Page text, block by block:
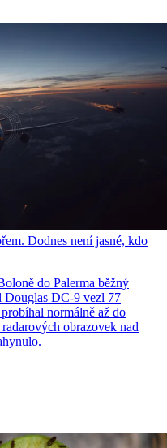
Dodnes není jasné, kdo
do Palerma běžný
Douglas DC-9 vezl 77
normálně až do
obrazovek nad